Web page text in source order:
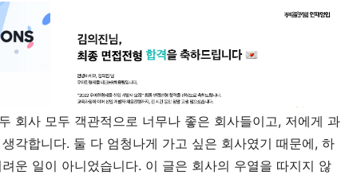
회사 모두 객관적으로 너무나 좋은 회사들이고, 저에게 과
각합니다. 둘 다 엄청나게 가고 싶은 회사였기 때문에, 하
운 일이 아니었습니다. 이 글은 회사의 우열을 따지지 않